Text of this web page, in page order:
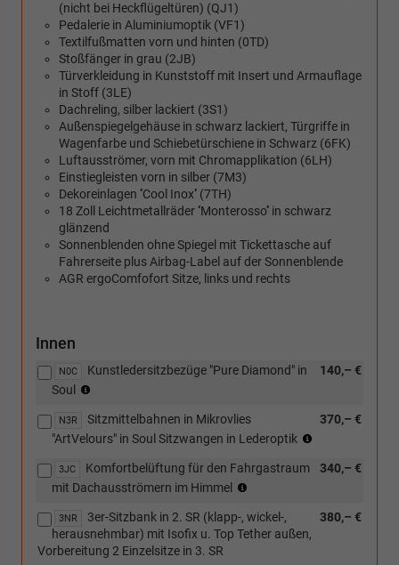
(nicht bei Heckflügeltüren) (QJ1)
Pedalerie in Aluminiumoptik (VF1)
Textilfußmatten vorn und hinten (0TD)
Stoßfänger in grau (2JB)
Türverkleidung in Kunststoff mit Insert und Armauflage
in Stoff (3LE)
Dachreling, silber lackiert (3S1)
Außenspiegelgehäuse in schwarz lackiert, Türgriffe in
Wagenfarbe und Schiebetürschiene in Schwarz (6FK)
Luftausströmer, vorn mit Chromapplikation (6LH)
Einstiegleisten vorn in silber (7M3)
Dekoreinlagen ''Cool Inox'' (7TH)
18 Zoll Leichtmetallräder ''Monterosso'' in schwarz
glänzend
Sonnenblenden ohne Spiegel mit Tickettasche auf
Fahrerseite plus Airbag-Label auf der Sonnenblende
AGR ergoComfofort Sitze, links und rechts
Innen
N0C 140,– €
Kunstledersitzbezüge "Pure Diamond" in
Soul
Verbindung
[3LD]
und
Armauflge
Kunststoff
oder
[3LH]
N3R 370,– €
Sitzmittelbahnen in Mikrovlies
"ArtVelours" in Soul Sitzwangen in Lederoptik
Verbidung
PanAmericana
3JC 340,– €
Komfortbelüftung für den Fahrgastraum
mit Dachausströmern im Himmel
Verbindung
mit
3NR 380,– €
3er-Sitzbank in 2. SR (klapp-, wickel-,
herausnehmbar) mit Isofix u. Top Tether außen,
Vorbereitung 2 Einzelsitze in 3. SR